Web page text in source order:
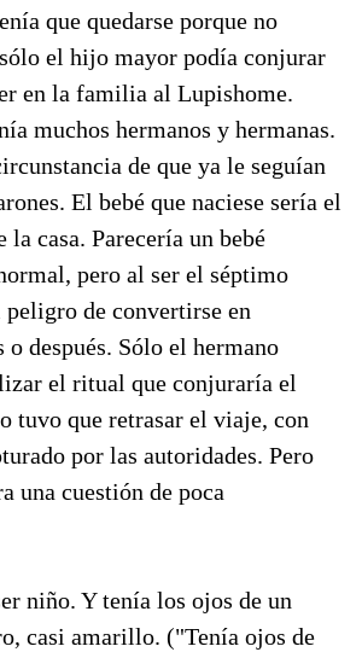
que quedarse porque no
el hijo mayor podía conjurar
en la familia al Lupishome.
muchos hermanos y hermanas.
de que ya le seguían
El bebé que naciese sería el
la casa. Parecería un bebé
pero al ser el séptimo
de convertirse en
o después. Sólo el hermano
el ritual que conjuraría el
tuvo que retrasar el viaje, con
por las autoridades. Pero
una cuestión de poca
niño. Y tenía los ojos de un
casi amarillo. ("Tenía ojos de